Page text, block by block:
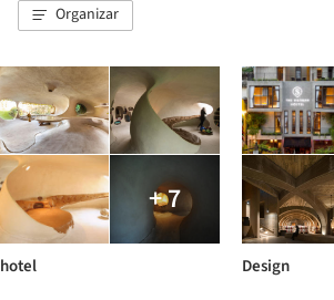
Organizar
+ 7
hotel Design